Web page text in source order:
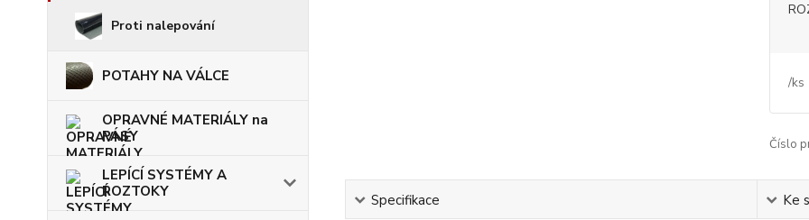
Proti nalepování
POTAHY NA VÁLCE
OPRAVNÉ MATERIÁLY na
PÁSY
LEPÍCÍ SYSTÉMY A
ROZTOKY
/ks
Číslo
Specifikace Ke